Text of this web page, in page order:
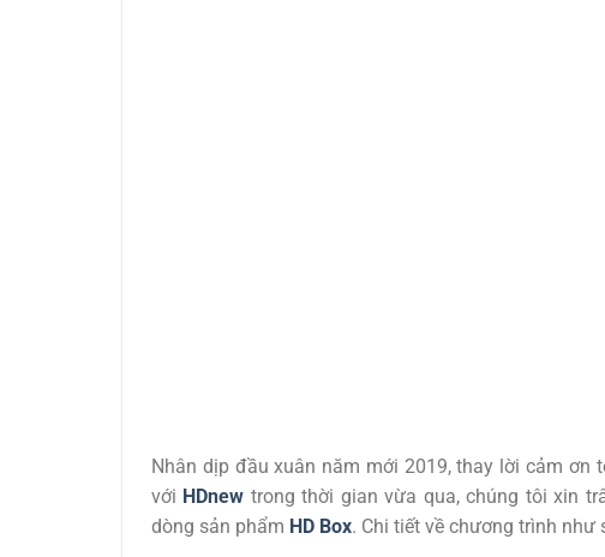
Nhân dịp đầu xuân năm mới 2019, thay lời cảm ơn
với HDnew trong thời gian vừa qua, chúng tôi xin
dòng sản phẩm HD Box. Chi tiết về chương trình như